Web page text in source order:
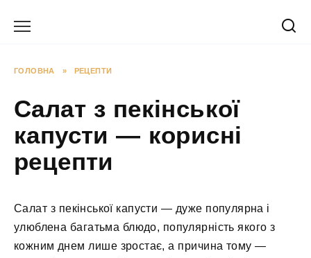
ГОЛОВНА » РЕЦЕПТИ
Салат з пекінської
капусти — корисні
рецепти
Салат з пекінської капусти — дуже популярна і
улюблена багатьма блюдо, популярність якого з
кожним днем лише зростає, а причина тому —